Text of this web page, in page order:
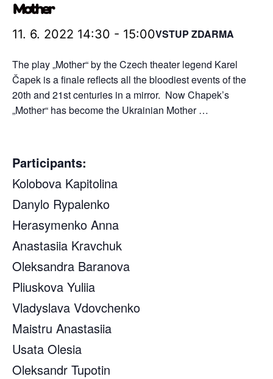
Mother
11. 6. 2022 14:30 - 15:00VSTUP ZDARMA
The play „Mother“ by the Czech theater legend Karel
Čapek is a finale reflects all the bloodiest events of the
20th and 21st centuries in a mirror. Now Chapek’s
„Mother“ has become the Ukrainian Mother …
Participants:
Kolobova Kapitolina
Danylo Rypalenko
Herasymenko Anna
Anastasiia Kravchuk
Oleksandra Baranova
Pliuskova Yuliia
Vladyslava Vdovchenko
Maistru Anastasiia
Usata Olesia
Oleksandr Tupotin